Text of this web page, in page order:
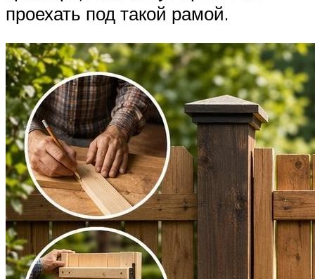
проехать под такой рамой.